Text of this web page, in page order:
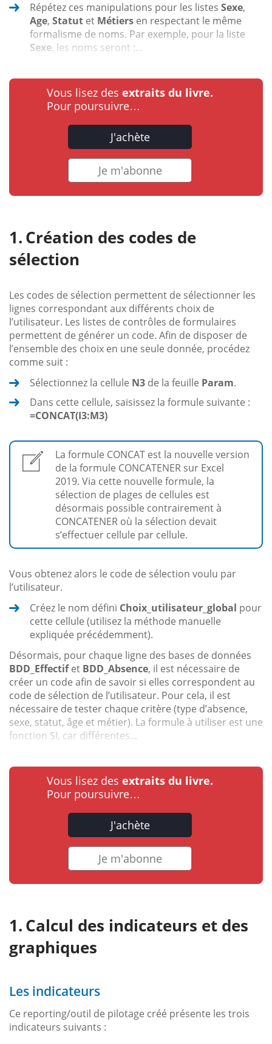
Répétez ces manipulations pour les listes Sexe,
Age, Statut et Métiers en respectant le même
formalisme de noms. Par exemple, pour la liste
Sexe, les noms seront :...
Vous lisez des extraits du livre.
Pour poursuivre…
J'achète
Je m'abonne
Création des codes de
sélection
Les codes de sélection permettent de sélectionner les
lignes correspondant aux différents choix de
l’utilisateur. Les listes de contrôles de formulaires
permettent de générer un code. Afin de disposer de
l’ensemble des choix en une seule donnée, procédez
comme suit :
Sélectionnez la cellule N3 de la feuille Param.
Dans cette cellule, saisissez la formule suivante :
=CONCAT(I3:M3)
La formule CONCAT est la nouvelle version
de la formule CONCATENER sur Excel
2019. Via cette nouvelle formule, la
sélection de plages de cellules est
désormais possible contrairement à
CONCATENER où la sélection devait
s’effectuer cellule par cellule.
Vous obtenez alors le code de sélection voulu par
l’utilisateur.
Créez le nom défini Choix_utilisateur_global pour
cette cellule (utilisez la méthode manuelle
expliquée précédemment).
Désormais, pour chaque ligne des bases de données
BDD_Effectifet BDD_Absence, il est nécessaire de
créer un code afin de savoir si elles correspondent au
code de sélection de l’utilisateur. Pour cela, il est
nécessaire de tester chaque critère (type d’absence,
sexe, statut, âge et métier). La formule à utiliser est une
fonction SI, car différentes...
Vous lisez des extraits du livre.
Pour poursuivre…
J'achète
Je m'abonne
Calcul des indicateurs et des
graphiques
Les indicateurs
Ce reporting/outil de pilotage créé présente les trois
indicateurs suivants :